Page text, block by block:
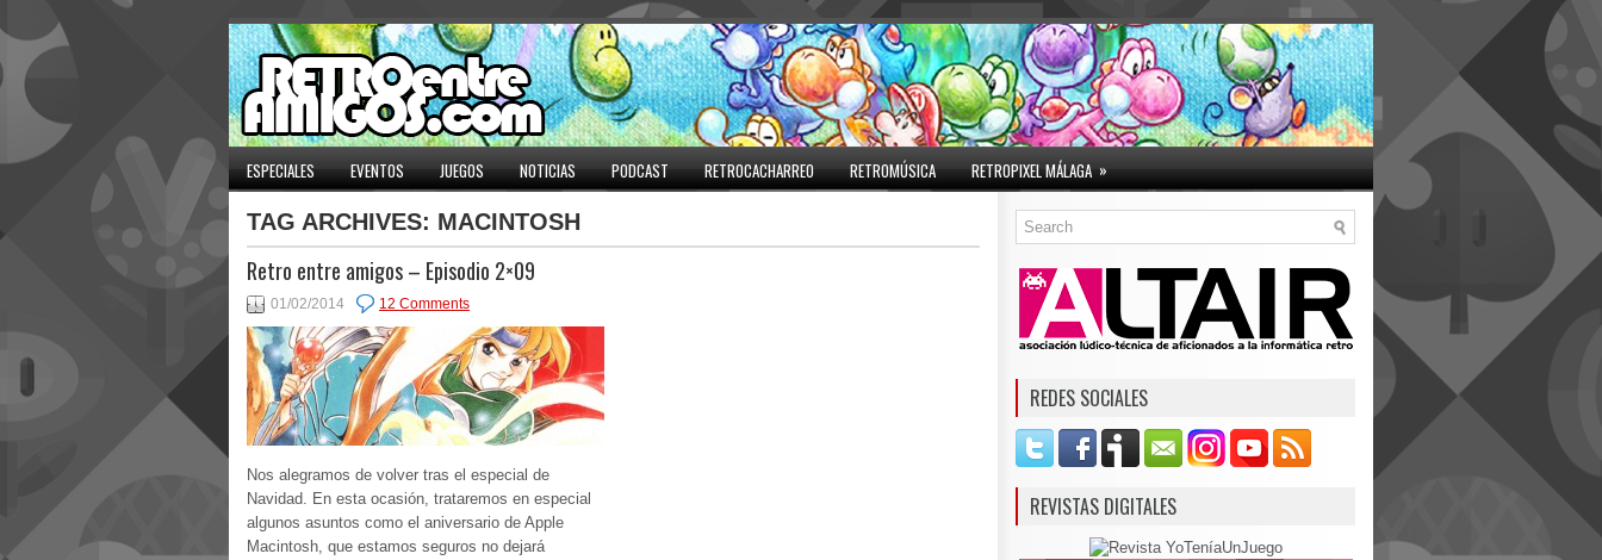
ESPECIALES EVENTOS JUEGOS NOTICIAS PODCAST RETROCACHARREO RETROMÚSICA RETROPIXEL MÁLAGA »
TAG ARCHIVES: MACINTOSH
Retro entre amigos – Episodio 2×09
01/02/2014 12 Comments
Nos alegramos de volver tras el especial de
Navidad. En esta ocasión, trataremos en especial
algunos asuntos como el aniversario de Apple
Macintosh, que estamos seguros no dejará
REDES SOCIALES
REVISTAS DIGITALES